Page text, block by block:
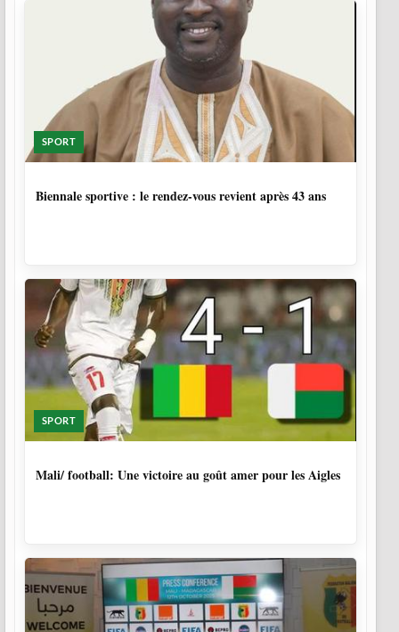
SPORT
Biennale sportive : le rendez-vous revient après 43 ans
SPORT
Mali/ football: Une victoire au goût amer pour les Aigles